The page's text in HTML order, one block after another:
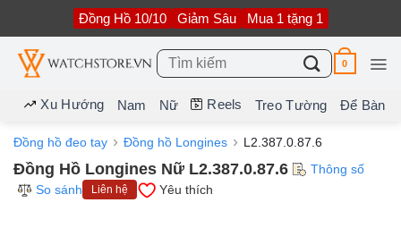
nội
dung
Đồng Hồ 10/10 Giảm Sâu Mua 1 tặng 1
Tìm
kiếm:
0
Xu Hướng Nam Nữ Reels Treo Tường Để Bàn
Đồng hồ đeo tay Đồng hồ Longines L2.387.0.87.6
Đồng Hồ Longines Nữ L2.387.0.87.6
Thông số
So sánh
Liên hệ Yêu thích